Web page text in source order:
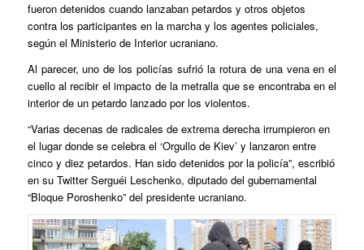
fueron detenidos cuando lanzaban petardos y otros objetos
contra los participantes en la marcha y los agentes policiales,
según el Ministerio de Interior ucraniano.
Al parecer, uno de los policías sufrió la rotura de una vena en el
cuello al recibir el impacto de la metralla que se encontraba en el
interior de un petardo lanzado por los violentos.
“Varias decenas de radicales de extrema derecha irrumpieron en
el lugar donde se celebra el ‘Orgullo de Kiev’ y lanzaron entre
cinco y diez petardos. Han sido detenidos por la policía”, escribió
en su Twitter Serguéi Leschenko, diputado del gubernamental
“Bloque Poroshenko” del presidente ucraniano.